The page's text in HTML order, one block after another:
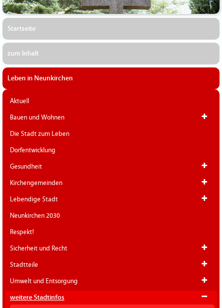
Startseite
zum Inhalt
Leben in Neunkirchen
Aktuell
Bauen und Wohnen
Die Stadt zum Leben
Dorfentwicklung
Gesundheit
Kirchengemeinden
Lebendige Stadt
Neunkirchen 2030
Respekt!
Sicherheit und Recht
Stadtteile
Umwelt und Entsorgung
weitere Stadtinfos